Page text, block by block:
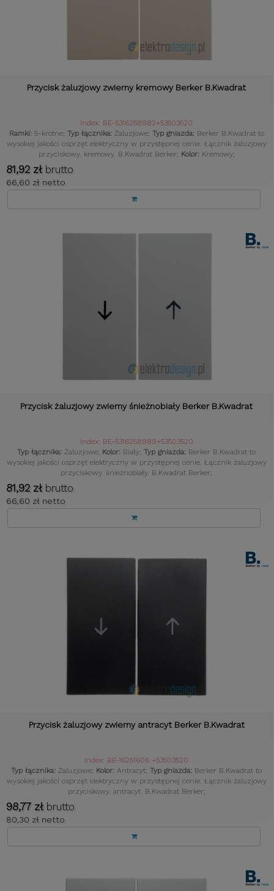
Przycisk żaluzjowy zwierny kremowy Berker B.Kwadrat
Index: BE-5316258982+53503520
Ramki: 5-krotne; Typ łącznika: Żaluzjowe; Typ gniazda: Berker B.Kwadrat to
wysokiej jakości osprzęt elektryczny w przystępnej cenie. Łącznik żaluzjowy
przyciskowy. kremowy. B.Kwadrat Berker; Kolor: Kremowy;
81,92 zł brutto
66,60 zł netto
Przycisk żaluzjowy zwierny śnieżnobiały Berker B.Kwadrat
Index: BE-5316258989+53503520
Typ łącznika: Żaluzjowe; Kolor: Biały; Typ gniazda: Berker B.Kwadrat to
wysokiej jakości osprzęt elektryczny w przystępnej cenie. Łącznik żaluzjowy
przyciskowy. śnieżnobiały. B.Kwadrat Berker;
81,92 zł brutto
66,60 zł netto
Przycisk żaluzjowy zwierny antracyt Berker B.Kwadrat
Index: BE-16251606 +53503520
Typ łącznika: Żaluzjowe; Kolor: Antracyt; Typ gniazda: Berker B.Kwadrat to
wysokiej jakości osprzęt elektryczny w przystępnej cenie. Łącznik żaluzjowy
przyciskowy. antracyt. B.Kwadrat Berker;
98,77 zł brutto
80,30 zł netto